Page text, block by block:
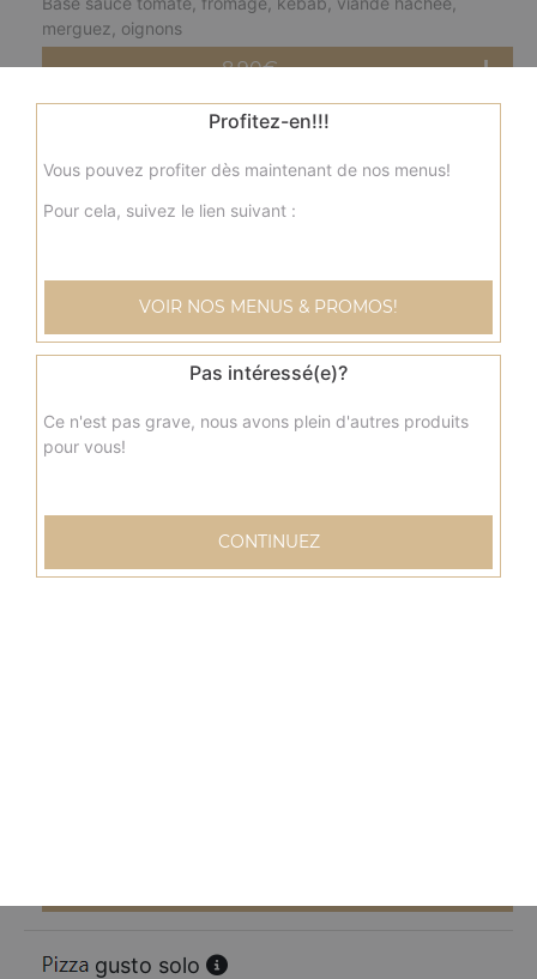
merguez, oignons
8.90€
Base crème fraîche, fromage, blanc de poulet, pommes
de terre, champignons, olives
nordique solo
Base crème fraîche, fromage, saumon, olives
8.90€
gusto solo
Profitez-en!!!
Vous pouvez profiter dès maintenant de nos menus!
Pour cela, suivez le lien suivant :
VOIR NOS MENUS & PROMOS!
Pas intéressé(e)?
Ce n'est pas grave, nous avons plein d'autres produits
pour vous!
CONTINUEZ